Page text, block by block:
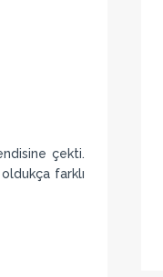
çekti.
oldukça farklı